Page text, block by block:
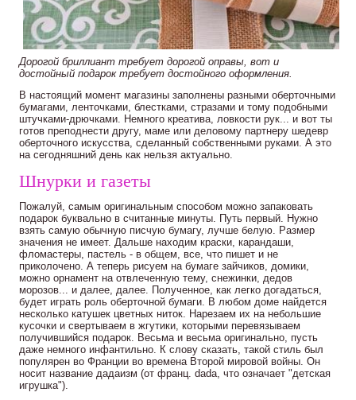
Дорогой бриллиант требует дорогой оправы, вот и
достойный подарок требует достойного оформления.
В настоящий момент магазины заполнены разными оберточными
бумагами, ленточками, блестками, стразами и тому подобными
штучками-дрючками. Немного креатива, ловкости рук... и вот ты
готов преподнести другу, маме или деловому партнеру шедевр
оберточного искусства, сделанный собственными руками. А это
на сегодняшний день как нельзя актуально.
Шнурки и газеты
Пожалуй, самым оригинальным способом можно запаковать
подарок буквально в считанные минуты. Путь первый. Нужно
взять самую обычную писчую бумагу, лучше белую. Размер
значения не имеет. Дальше находим краски, карандаши,
фломастеры, пастель - в общем, все, что пишет и не
приколочено. А теперь рисуем на бумаге зайчиков, домики,
можно орнамент на отвлеченную тему, снежинки, дедов
морозов... и далее, далее. Полученное, как легко догадаться,
будет играть роль оберточной бумаги. В любом доме найдется
несколько катушек цветных ниток. Нарезаем их на небольшие
кусочки и свертываем в жгутики, которыми перевязываем
получившийся подарок. Весьма и весьма оригинально, пусть
даже немного инфантильно. К слову сказать, такой стиль был
популярен во Франции во времена Второй мировой войны. Он
носит название дадаизм (от франц. dada, что означает "детская
игрушка").